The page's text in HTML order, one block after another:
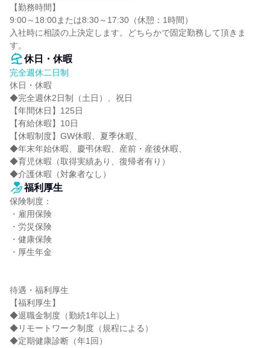
【勤務時間】
9:00～18:00または8:30～17:30（休憩：1時間）
入社時に相談の上決定します。どちらかで固定勤務して頂きま
す。
休日・休暇
完全週休二日制
休日・休暇
◆完全週休2日制（土日）、祝日
【年間休日】125日
【有給休暇】10日
【休暇制度】GW休暇、夏季休暇、
◆年末年始休暇、慶弔休暇、産前・産後休暇、
◆育児休暇（取得実績あり、復帰者有り）
◆介護休暇（対象者なし）
福利厚生
保険制度：
・雇用保険
・労災保険
・健康保険
・厚生年金
待遇・福利厚生
【福利厚生】
◆退職金制度（勤続1年以上）
◆リモートワーク制度（規程による）
◆定期健康診断（年1回）